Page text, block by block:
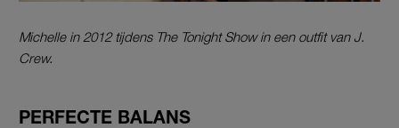
Michelle in 2012 tijdens The Tonight Show in een outfit van J.
Crew.
PERFECTE BALANS